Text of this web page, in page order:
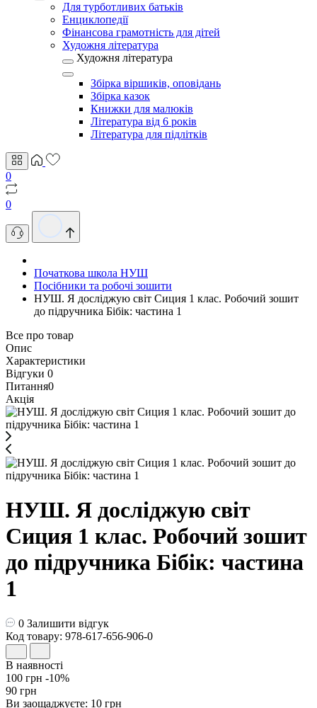
Для турботливих батьків
Енциклопедії
Фінансова грамотність для дітей
Художня література
Художня література
Збірка віршиків, оповідань
Збірка казок
Книжки для малюків
Література від 6 років
Література для підлітків
0
0
Початкова школа НУШ
Посібники та робочі зошити
НУШ. Я досліджую світ Сиция 1 клас. Робочий зошит
до підручника Бібік: частина 1
Все про товар
Опис
Характеристики
Відгуки 0
Питання0
Акція
НУШ. Я досліджую світ
Сиция 1 клас. Робочий зошит
до підручника Бібік: частина
1
0 Залишити відгук
Код товару: 978-617-656-906-0
В наявності
100 грн -10%
90 грн
Ви заощаджуєте: 10 грн